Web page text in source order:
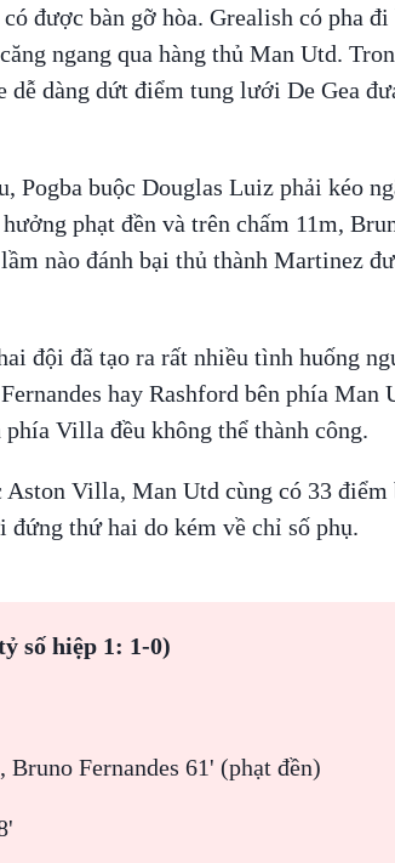
được bàn gỡ hòa. Grealish có pha đi
ngang qua hàng thủ Man Utd.
dàng dứt điểm tung lưới De Gea
Pogba buộc Douglas Luiz phải kéo
phạt đền và trên chấm 11m,
nào đánh bại thủ thành Martinez
đội đã tạo ra rất nhiều tình huống
hay Rashford bên phía Man
Villa đều không thể thành công.
Villa, Man Utd cùng có 33 điểm
thứ hai do kém về chỉ số phụ.
số hiệp 1: 1-0)
Fernandes 61' (phạt đền)